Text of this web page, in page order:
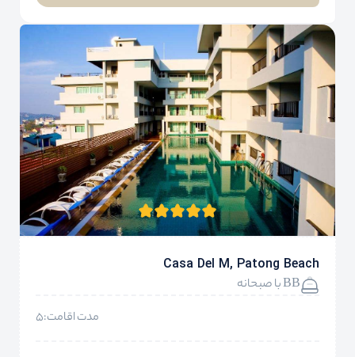
Casa Del M, Patong Beach
BB با صبحانه
مدت اقامت:5